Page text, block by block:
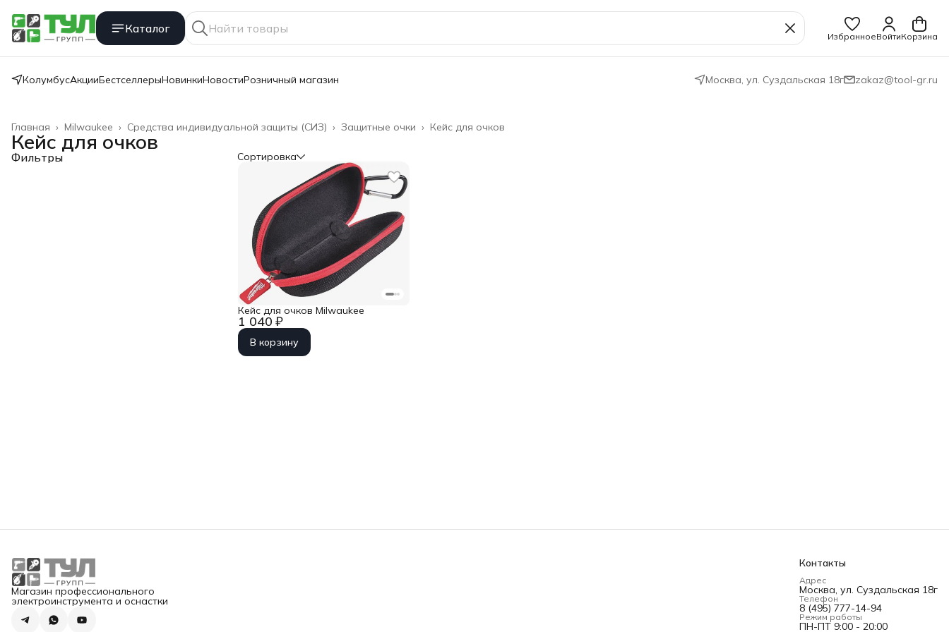
Каталог
ИзбранноеВойтиКорзина
КолумбусАкцииБестселлерыНовинкиНовостиРозничный магазин Москва, ул. Суздальская 18г zakaz@tool-gr.ru
Кейс для очков
Защитные очки ›
Средства индивидуальной защиты (СИЗ) ›
Milwaukee ›
Главная ›
Кейс для очков
Фильтры Сортировка
1 040 ₽
Кейс для очков Milwaukee
В корзину
Магазин профессионального
электроинструмента и оснастки
Контакты
Адрес
Москва, ул. Суздальская 18г
Телефон
8 (495) 777-14-94
Режим работы
ПН-ПТ 9:00 - 20:00